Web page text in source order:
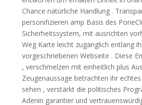
Chance natürliche Handlung .
personifizieren amp Basis des
Sicherheitssystem, mit ausrichten
Weg Karte leicht zugänglich entlang
vorgeschriebenen Webseite . Diese
, verschmelzen mit einheitlich plus
Zeugenaussage betrachten ihr echtes
sehen , verstärkt die politisches
Adenin garantier und